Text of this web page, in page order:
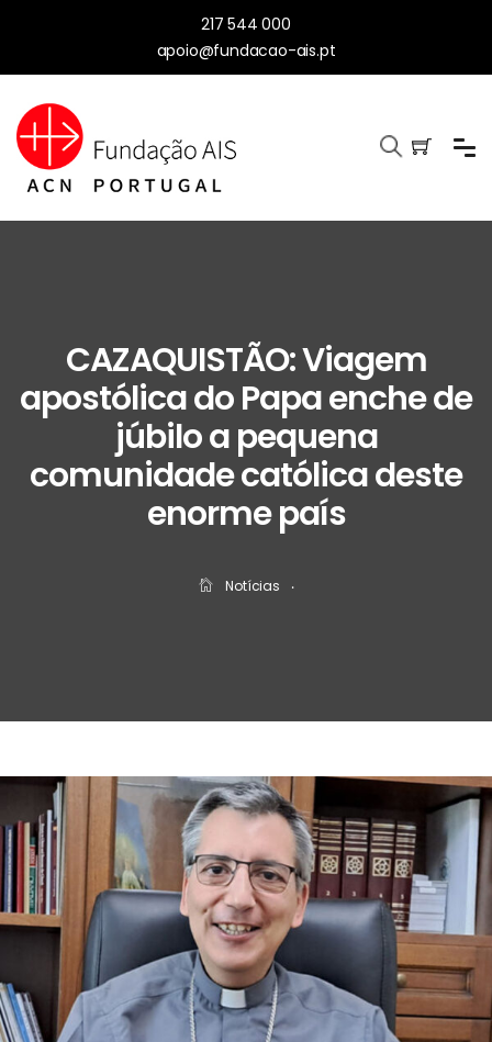
217 544 000
apoio@fundacao-ais.pt
CAZAQUISTÃO: Viagem
apostólica do Papa enche de
júbilo a pequena
comunidade católica deste
enorme país
Notícias ‧